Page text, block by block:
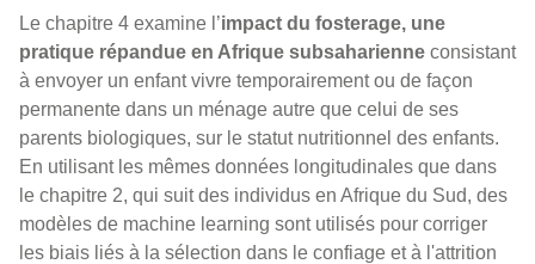
Le chapitre 4 examine l’impact du fosterage, une
pratique répandue en Afrique subsaharienne consistant
à envoyer un enfant vivre temporairement ou de façon
permanente dans un ménage autre que celui de ses
parents biologiques, sur le statut nutritionnel des enfants.
En utilisant les mêmes données longitudinales que dans
le chapitre 2, qui suit des individus en Afrique du Sud, des
modèles de machine learning sont utilisés pour corriger
les biais liés à la sélection dans le confiage et à l'attrition